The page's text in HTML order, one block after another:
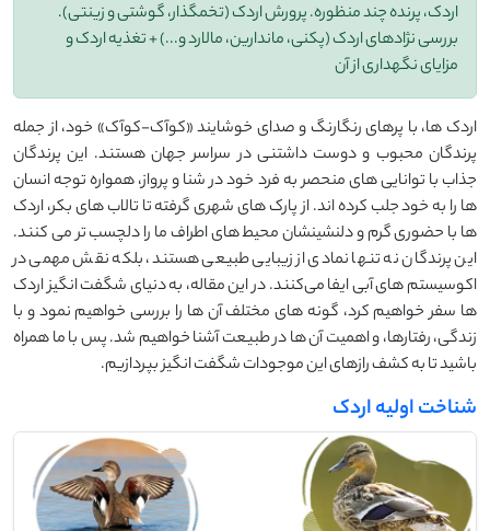
اردک، پرنده چند منظوره. پرورش اردک (تخمگذار، گوشتی و زینتی).
بررسی نژادهای اردک (پکنی، ماندارین، مالارد و...) + تغذیه اردک و
مزایای نگهداری از آن
اردک‌ ها، با پرهای رنگارنگ و صدای خوشایند «کوآک-کوآک» خود، از جمله
پرندگان محبوب و دوست‌ داشتنی در سراسر جهان هستند. این پرندگان
جذاب با توانایی‌ های منحصر به فرد خود در شنا و پرواز، همواره توجه انسان‌
ها را به خود جلب کرده ‌اند. از پارک ‌های شهری گرفته تا تالاب ‌های بکر، اردک
‌ها با حضوری گرم و دلنشینشان محیط های اطراف ما را دلچسب تر می کنند.
این پرندگان نه تنها نمادی از زیبایی طبیعی هستند، بلکه نقش مهمی در
اکوسیستم‌ های آبی ایفا می‌کنند. در این مقاله، به دنیای شگفت ‌انگیز اردک
‌ها سفر خواهیم کرد، گونه ‌های مختلف آن ‌ها را بررسی خواهیم نمود و با
زندگی، رفتارها، و اهمیت آن‌ ها در طبیعت آشنا خواهیم شد. پس با ما همراه
باشید تا به کشف رازهای این موجودات شگفت ‌انگیز بپردازیم.
شناخت اولیه اردک